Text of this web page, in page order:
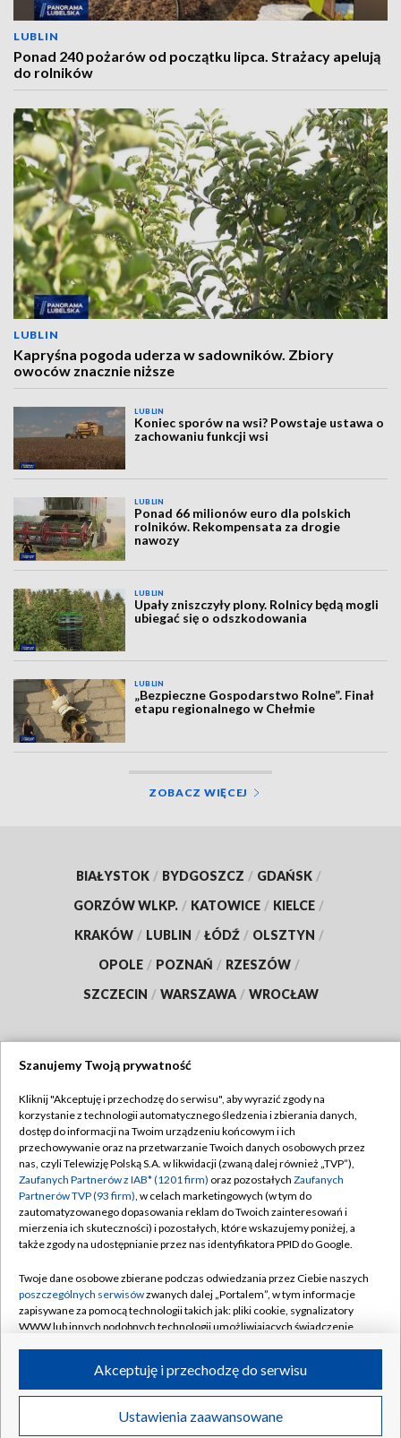
LUBLIN
Ponad 240 pożarów od początku lipca. Strażacy apelują
do rolników
LUBLIN
Kapryśna pogoda uderza w sadowników. Zbiory
owoców znacznie niższe
LUBLIN
Koniec sporów na wsi? Powstaje ustawa o
zachowaniu funkcji wsi
LUBLIN
Ponad 66 milionów euro dla polskich
rolników. Rekompensata za drogie
nawozy
LUBLIN
Upały zniszczyły plony. Rolnicy będą mogli
ubiegać się o odszkodowania
LUBLIN
„Bezpieczne Gospodarstwo Rolne”. Finał
etapu regionalnego w Chełmie
ZOBACZ WIĘCEJ
BIAŁYSTOK / BYDGOSZCZ / GDAŃSK /
GORZÓW WLKP. / KATOWICE / KIELCE /
KRAKÓW / LUBLIN / ŁÓDŹ / OLSZTYN /
OPOLE / POZNAŃ / RZESZÓW /
SZCZECIN / WARSZAWA / WROCŁAW
TVP
Abonament TVP
Emisja w TVP
Centrum informacji TVP
Naziemna Telewizja Cyfrowa
Rada Programowa
System NOS
Informacje o nadawcy
Program dla prasy
Regulamin TVP
Polityka prywatności
Moje zgody
Pomoc
Kontakt
Kanały
©2026 Telewizja Polska S.A. w likwidacji
Szanujemy Twoją prywatność
Kliknij "Akceptuję i przechodzę do serwisu", aby wyrazić zgody na
korzystanie z technologii automatycznego śledzenia i zbierania danych,
dostęp do informacji na Twoim urządzeniu końcowym i ich
przechowywanie oraz na przetwarzanie Twoich danych osobowych przez
nas, czyli Telewizję Polską S.A. w likwidacji (zwaną dalej również „TVP”),
Zaufanych Partnerów z IAB* (1201 firm) oraz pozostałych Zaufanych
Partnerów TVP (93 firm), w celach marketingowych (w tym do
zautomatyzowanego dopasowania reklam do Twoich zainteresowań i
mierzenia ich skuteczności) i pozostałych, które wskazujemy poniżej, a
także zgody na udostępnianie przez nas identyfikatora PPID do Google.
Twoje dane osobowe zbierane podczas odwiedzania przez Ciebie naszych
poszczególnych serwisówzwanych dalej „Portalem”, w tym informacje
zapisywane za pomocą technologii takich jak: pliki cookie, sygnalizatory
WWW lub innych podobnych technologii umożliwiających świadczenie
ruchu w Internecie.
Twoje dane osobowe zbierane podczas odwiedzania przez Ciebie
poszczególnych serwisówna Portalu, takie jak adresy IP, identyfikatory
Ustawienia zaawansowane
Akceptuję i przechodzę do serwisu